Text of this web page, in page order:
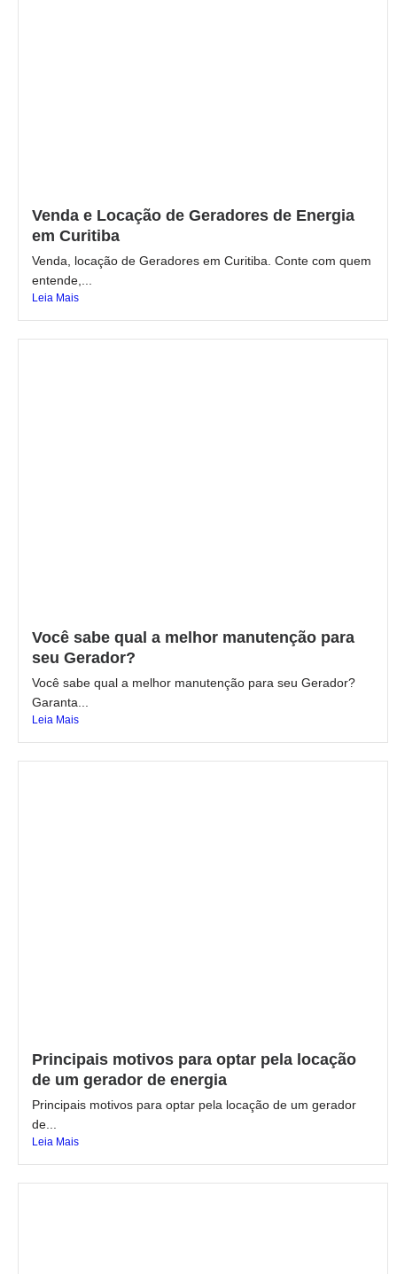
Venda e Locação de Geradores de Energia
em Curitiba
Venda, locação de Geradores em Curitiba. Conte com quem
entende,...
Leia Mais
Você sabe qual a melhor manutenção para
seu Gerador?
Você sabe qual a melhor manutenção para seu Gerador?
Garanta...
Leia Mais
Principais motivos para optar pela locação
de um gerador de energia
Principais motivos para optar pela locação de um gerador
de...
Leia Mais